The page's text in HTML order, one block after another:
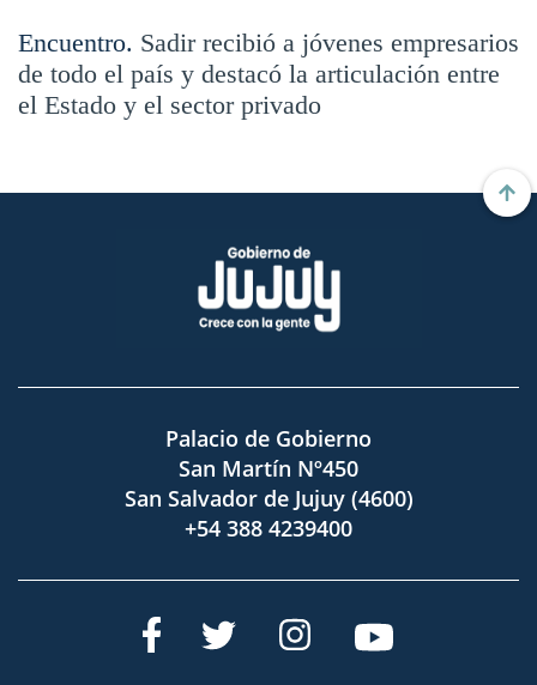
Encuentro. Sadir recibió a jóvenes empresarios
de todo el país y destacó la articulación entre
el Estado y el sector privado
Palacio de Gobierno
San Martín Nº450
San Salvador de Jujuy (4600)
+54 388 4239400